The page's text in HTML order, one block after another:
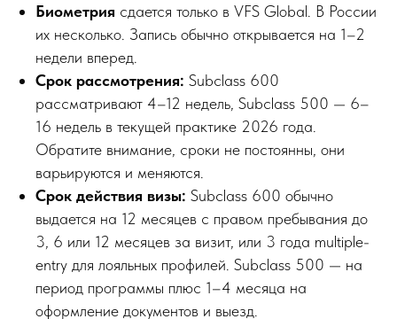
Биометрия сдается только в VFS Global. В России
их несколько. Запись обычно открывается на 1–2
недели вперед.
Срок рассмотрения: Subclass 600
рассматривают 4–12 недель, Subclass 500 — 6–
16 недель в текущей практике 2026 года.
Обратите внимание, сроки не постоянны, они
варьируются и меняются.
Срок действия визы: Subclass 600 обычно
выдается на 12 месяцев с правом пребывания до
3, 6 или 12 месяцев за визит, или 3 года multiple-
entry для лояльных профилей. Subclass 500 — на
период программы плюс 1–4 месяца на
оформление документов и выезд.